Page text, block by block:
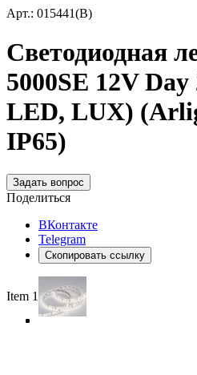
Арт.: 015441(B)
Светодиодная
5000SE 12V Day
LED, LUX)
IP65)
Задать вопрос
Поделиться
ВКонтакте
Telegram
Скопировать ссылку
Item 1 of 4